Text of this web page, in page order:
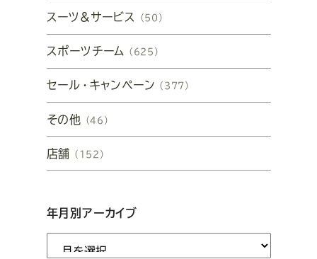
スーツ&サービス （50）
スポーツチーム （625）
セール・キャンペーン （377）
その他 （46）
店舗 （152）
年月別アーカイブ